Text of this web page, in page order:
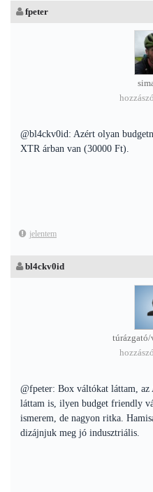
fpeter
@bl4ckv0id: Azért olyan
XTR árban van (30000 Ft).
jelentem
bl4ckv0id
túrázgató/
@fpeter: Box váltókat láttam, az
láttam is, ilyen budget friendly
ismerem, de nagyon ritka.
dizájnjuk meg jó indusztriális.